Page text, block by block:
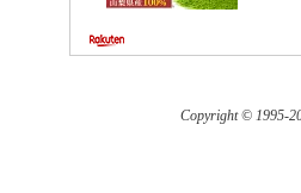
Copyright © 1995-